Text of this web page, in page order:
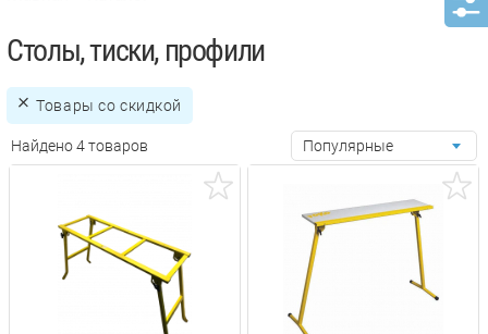
Столы, тиски, профили
Товары со скидкой
Найдено 4 товаров Популярные